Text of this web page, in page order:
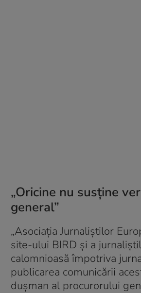
„Oricine nu susține
general”
„Asociația Jurnaliștilor
site-ului BIRD și a
calomnioasă împotriva
publicarea comunicării
dușman al procurorului